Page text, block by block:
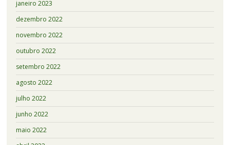
janeiro 2023
dezembro 2022
novembro 2022
outubro 2022
setembro 2022
agosto 2022
julho 2022
junho 2022
maio 2022